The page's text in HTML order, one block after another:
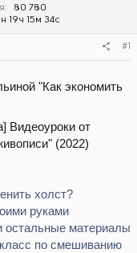
80 780
19ч 15м 34с
#1
"Как экономить
холст?
руками
остальные материалы
по смешиванию